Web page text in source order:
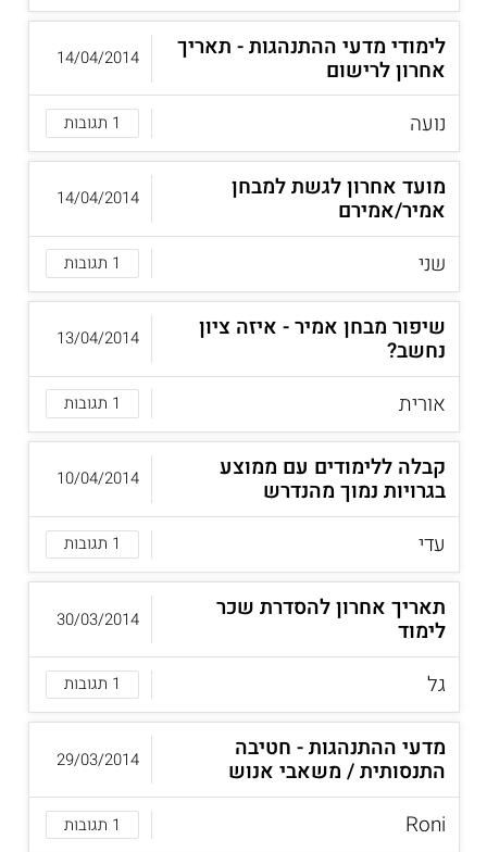
לימודי מדעי ההתנהגות - תאריך
אחרון לרישום
נועה
1 תגובות
14/04/2014
מועד אחרון לגשת למבחן
אמיר/אמירם
שני
1 תגובות
14/04/2014
שיפור מבחן אמיר - איזה ציון
נחשב?
אורית
1 תגובות
13/04/2014
קבלה ללימודים עם ממוצע
בגרויות נמוך מהנדרש
עדי
1 תגובות
10/04/2014
תאריך אחרון להסדרת שכר
לימוד
גל
1 תגובות
30/03/2014
מדעי ההתנהגות - חטיבה
התנסותית / משאבי אנוש
Roni
1 תגובות
29/03/2014